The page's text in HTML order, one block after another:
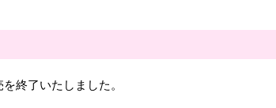
終了いたしました。